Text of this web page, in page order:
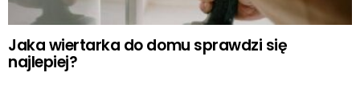
Jaka wiertarka do domu sprawdzi się
najlepiej?